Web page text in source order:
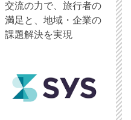
交流の力で、旅行者の
満足と、地域・企業の
課題解決を実現